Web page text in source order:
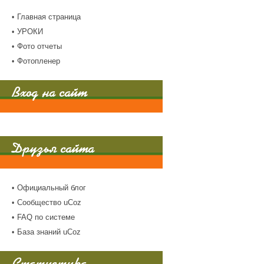
Главная страница
УРОКИ
Фото отчеты
Фотопленер
Вход на сайт
Друзья сайта
Официальный блог
Сообщество uCoz
FAQ по системе
База знаний uCoz